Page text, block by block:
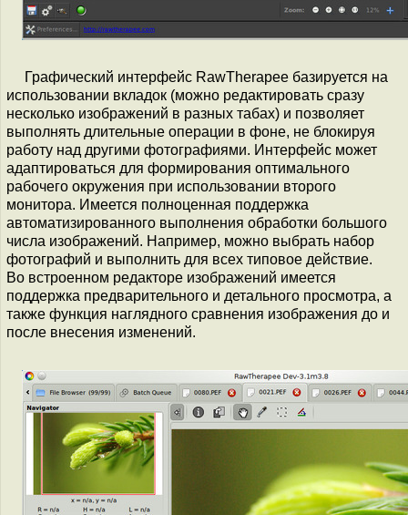
Графический интерфейс RawTherapee базируется на
использовании вкладок (можно редактировать сразу
несколько изображений в разных табах) и позволяет
выполнять длительные операции в фоне, не блокируя
работу над другими фотографиями. Интерфейс может
адаптироваться для формирования оптимального
рабочего окружения при использовании второго
монитора. Имеется полноценная поддержка
автоматизированного выполнения обработки большого
числа изображений. Например, можно выбрать набор
фотографий и выполнить для всех типовое действие.
Во встроенном редакторе изображений имеется
поддержка предварительного и детального просмотра, а
также функция наглядного сравнения изображения до и
после внесения изменений.